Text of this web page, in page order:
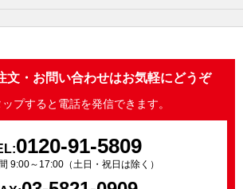
文・お問い合わせはお気軽にどうぞ
プすると電話を発信できます。
0120-91-5809
9:00～17:00（土日・祝日は除く）